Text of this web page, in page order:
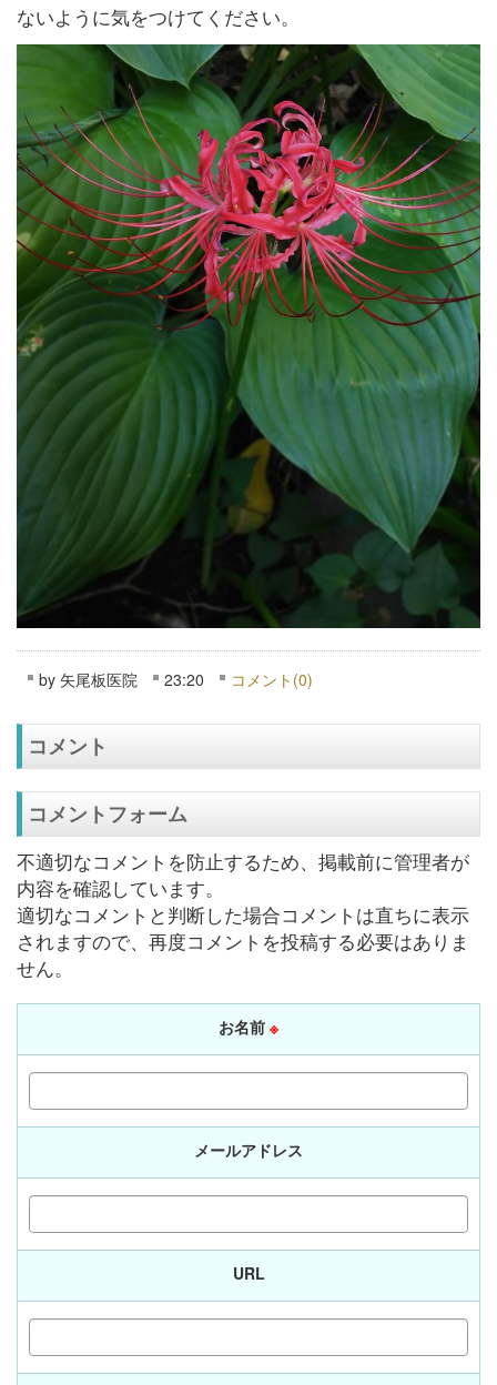
ないように気をつけてください。
by 矢尾板医院 23:20 コメント(0)
コメント
コメントフォーム
不適切なコメントを防止するため、掲載前に管理者が
内容を確認しています。
適切なコメントと判断した場合コメントは直ちに表示
されますので、再度コメントを投稿する必要はありま
せん。
お名前 ※
メールアドレス
URL